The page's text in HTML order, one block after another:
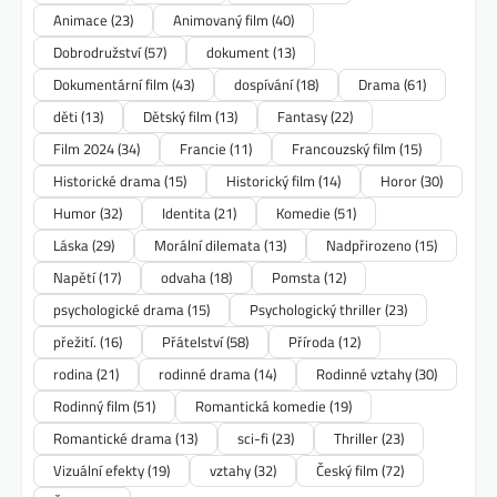
Animace (23) Animovaný film (40)
Dobrodružství(57) dokument(13)
Dokumentární film (43) dospívání(18) Drama(61)
děti (13) Dětský film (13) Fantasy(22)
Film 2024(34) Francie (11) Francouzský film (15)
Historické drama(15) Historický film (14) Horor(30)
Humor(32) Identita(21) Komedie (51)
Láska(29) Morální dilemata(13) Nadpřirozeno(15)
Napětí(17) odvaha(18) Pomsta(12)
psychologické drama(15) Psychologický thriller(23)
přežití. (16) Přátelství(58) Příroda(12)
rodina(21) rodinné drama(14) Rodinné vztahy(30)
Rodinný film (51) Romantická komedie (19)
Romantické drama(13) sci-fi (23) Thriller(23)
Vizuální efekty(19) vztahy(32) Český film (72)